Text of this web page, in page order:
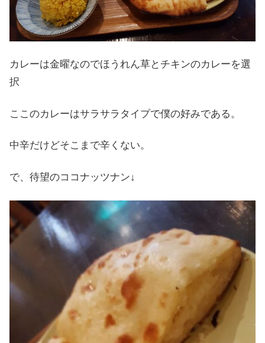
カレーは金曜なのでほうれん草とチキンのカレーを選
択
ここのカレーはサラサラタイプで僕の好みである。
中辛だけどそこまで辛くない。
で、待望のココナッツナン↓